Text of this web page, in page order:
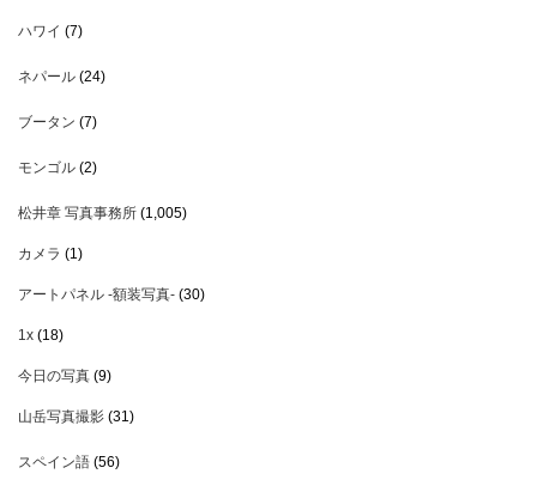
ハワイ (7)
ネパール (24)
ブータン (7)
モンゴル (2)
松井章 写真事務所 (1,005)
カメラ (1)
アートパネル -額装写真- (30)
1x (18)
今日の写真 (9)
山岳写真撮影 (31)
スペイン語 (56)